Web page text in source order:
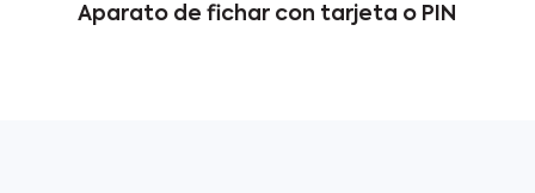
Aparato de fichar con tarjeta o PIN